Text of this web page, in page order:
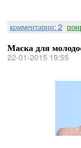
комментарии: 2
Маска для
22-01-2015 19:55